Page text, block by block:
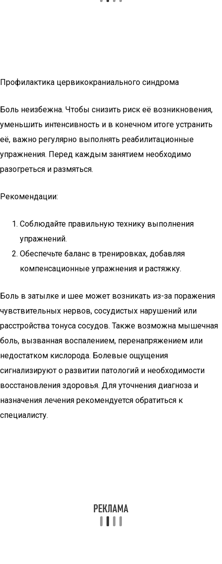
Профилактика цервикокраниального синдрома
Боль неизбежна. Чтобы снизить риск её возникновения,
уменьшить интенсивность и в конечном итоге устранить
её, важно регулярно выполнять реабилитационные
упражнения. Перед каждым занятием необходимо
разогреться и размяться.
Рекомендации:
Соблюдайте правильную технику выполнения
упражнений.
Обеспечьте баланс в тренировках, добавляя
компенсационные упражнения и растяжку.
Боль в затылке и шее может возникать из-за поражения
чувствительных нервов, сосудистых нарушений или
расстройства тонуса сосудов. Также возможна мышечная
боль, вызванная воспалением, перенапряжением или
недостатком кислорода. Болевые ощущения
сигнализируют о развитии патологий и необходимости
восстановления здоровья. Для уточнения диагноза и
назначения лечения рекомендуется обратиться к
специалисту.